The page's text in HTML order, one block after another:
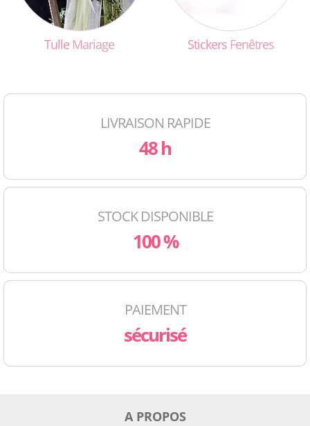
Tulle Mariage Stickers Fenêtres
LIVRAISON RAPIDE
48 h
STOCK DISPONIBLE
100 %
PAIEMENT
sécurisé
A PROPOS